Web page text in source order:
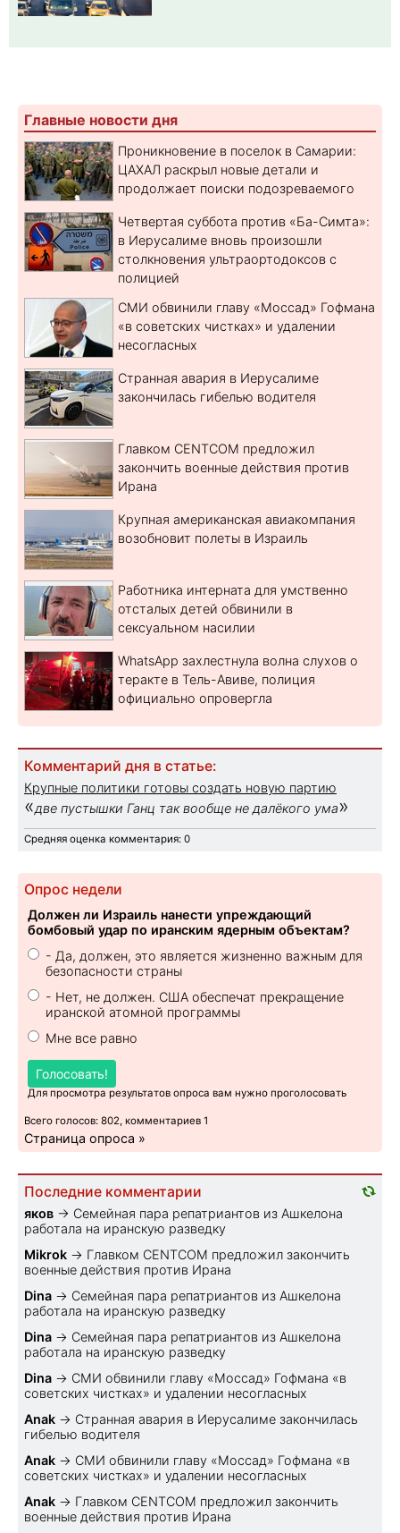
Главные новости дня
Проникновение в поселок в Самарии:
ЦАХАЛ раскрыл новые детали и
продолжает поиски подозреваемого
Четвертая суббота против «Ба-Симта»:
в Иерусалиме вновь произошли
столкновения ультраортодоксов с
полицией
СМИ обвинили главу «Моссад» Гофмана
«в советских чистках» и удалении
несогласных
Странная авария в Иерусалиме
закончилась гибелью водителя
Главком CENTCOM предложил
закончить военные действия против
Ирана
Крупная американская авиакомпания
возобновит полеты в Израиль
Работника интерната для умственно
отсталых детей обвинили в
сексуальном насилии
WhatsApp захлестнула волна слухов о
теракте в Тель-Авиве, полиция
официально опровергла
Комментарий дня в статье:
Крупные политики готовы создать новую партию
«две пустышки Ганц так вообще не далёкого ума»
Средняя оценка комментария: 0
Опрос недели
Должен ли Израиль нанести упреждающий
бомбовый удар по иранским ядерным объектам?
- Да, должен, это является жизненно важным для
безопасности страны
- Нет, не должен. США обеспечат прекращение
иранской атомной программы
Мне все равно
Голосовать!
Для просмотра результатов опроса вам нужно проголосовать
Всего голосов: 802, комментариев 1
Страница опроса »
Последние комментарии
яков → Семейная пара репатриантов из Ашкелона
работала на иранскую разведку
Mikrok → Главком CENTCOM предложил закончить
военные действия против Ирана
Dina → Семейная пара репатриантов из Ашкелона
работала на иранскую разведку
Dina → Семейная пара репатриантов из Ашкелона
работала на иранскую разведку
Dina → СМИ обвинили главу «Моссад» Гофмана «в
советских чистках» и удалении несогласных
Anak → Странная авария в Иерусалиме закончилась
гибелью водителя
Anak → СМИ обвинили главу «Моссад» Гофмана «в
советских чистках» и удалении несогласных
Anak → Главком CENTCOM предложил закончить
военные действия против Ирана